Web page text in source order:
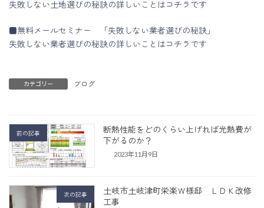
失敗しない土地選びの秘訣の詳しいことはコチラです
■無料メールセミナー 「失敗しない業者選びの秘訣」
失敗しない業者選びの秘訣の詳しいことはコチラです
カテゴリー ブログ
前の記事
断熱性能をどのくらい上げれば光熱費が
下がるのか？
2023年11月9日
次の記事
土岐市土岐津町栄楽Ｗ様邸 ＬＤＫ改修
工事